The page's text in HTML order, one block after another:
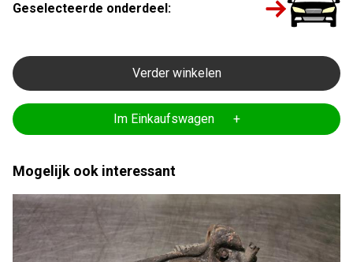
Geselecteerde onderdeel:
Verder winkelen
Im Einkaufswagen +
Mogelijk ook interessant